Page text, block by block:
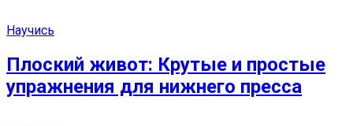
Научись
Плоский живот: Крутые и простые
упражнения для нижнего пресса